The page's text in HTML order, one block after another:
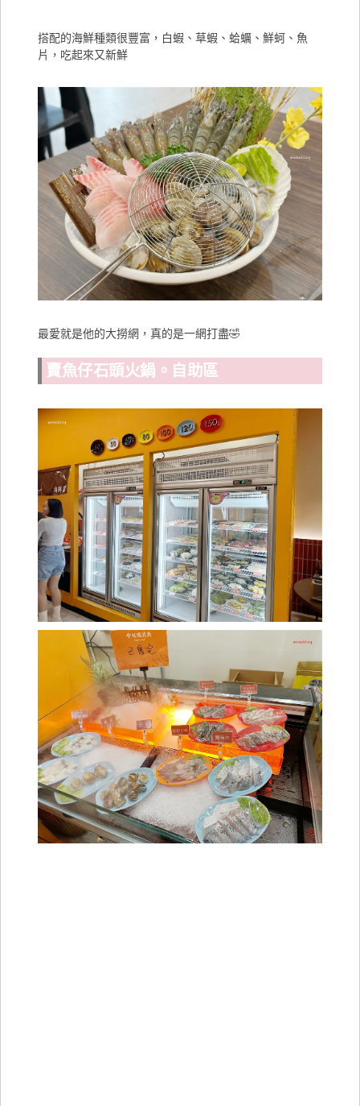
搭配的海鮮種類很豐富，白蝦、草蝦、蛤蠣、鮮蚵、魚
片，吃起來又新鮮
最愛就是他的大撈網，真的是一網打盡🤣
賣魚仔石頭火鍋。自助區